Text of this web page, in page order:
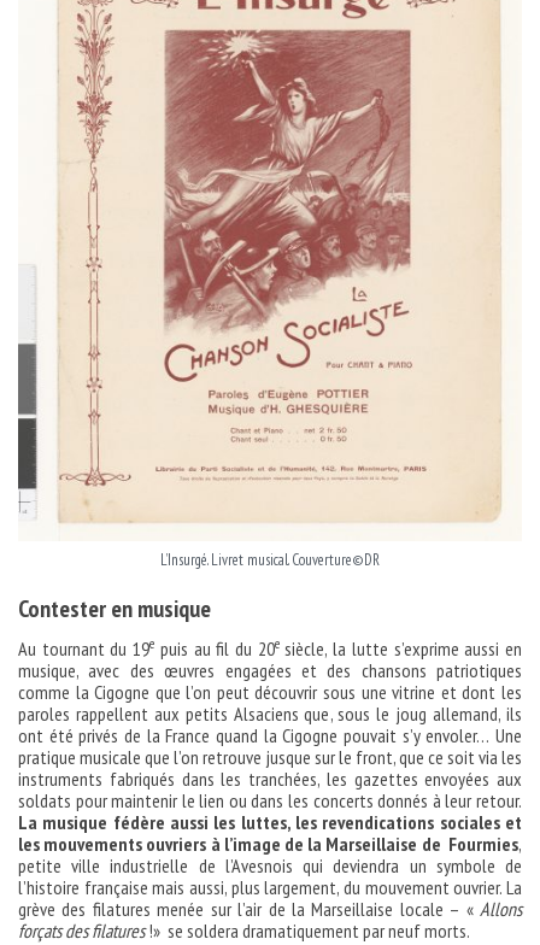
L’Insurgé. Livret musical. Couverture©DR
Contester en musique
Au tournant du 19e puis au fil du 20esiècle, la lutte s’exprime aussi en
musique, avec des œuvres engagées et des chansons patriotiques
comme la Cigogne que l’on peut découvrir sous une vitrine et dont les
paroles rappellent aux petits Alsaciens que, sous le joug allemand, ils
ont été privés de la France quand la Cigogne pouvait s’y envoler… Une
pratique musicale que l’on retrouve jusque sur le front, que ce soit via les
instruments fabriqués dans les tranchées, les gazettes envoyées aux
soldats pour maintenir le lien ou dans les concerts donnés à leur retour.
La musique fédère aussi les luttes, les revendications sociales et
les mouvements ouvriers à l’image de la Marseillaise de Fourmies,
petite ville industrielle de l’Avesnois qui deviendra un symbole de
l’histoire française mais aussi, plus largement, du mouvement ouvrier. La
grève des filatures menée sur l’air de la Marseillaise locale – « Allons
forçats des filatures!» se soldera dramatiquement par neuf morts.